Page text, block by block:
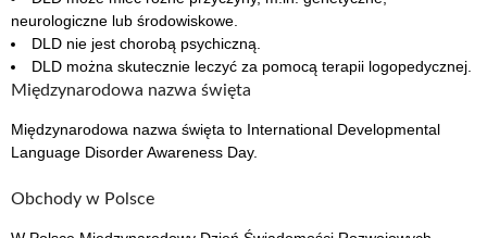
neurologiczne lub środowiskowe.
DLD nie jest chorobą psychiczną.
DLD można skutecznie leczyć za pomocą terapii logopedycznej.
Międzynarodowa nazwa święta
Międzynarodowa nazwa święta to International Developmental
Language Disorder Awareness Day.
Obchody w Polsce